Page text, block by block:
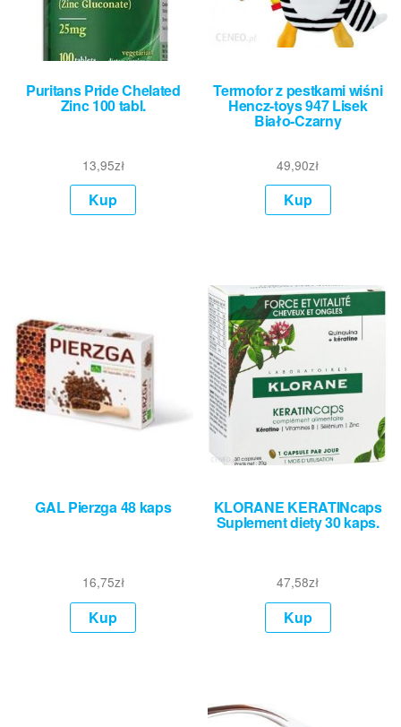
Puritans Pride Chelated
Zinc 100 tabl.
13,95zł
Kup
Termofor z pestkami wiśni
Hencz-toys 947 Lisek
Biało-Czarny
49,90zł
Kup
GAL Pierzga 48 kaps
16,75zł
Kup
KLORANE KERATINcaps
Suplement diety 30 kaps.
47,58zł
Kup